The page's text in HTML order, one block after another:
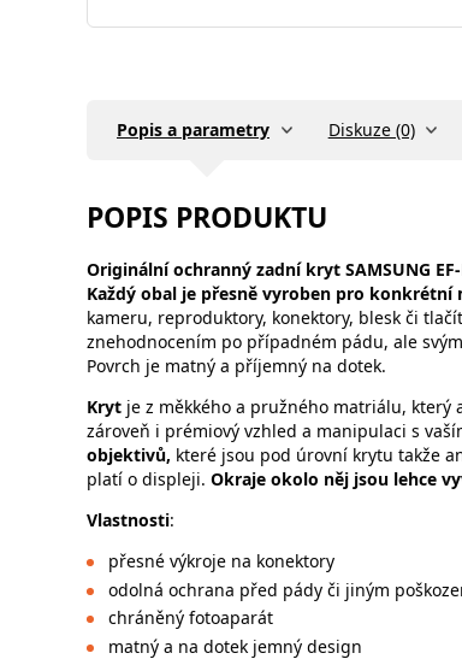
Popis a parametry Diskuze (0)
POPIS PRODUKTU
Originální ochranný zadní kryt SAMSUNG EF-
Každý obal je přesně vyroben pro
kameru, reproduktory, konektory, blesk či
znehodnocením po případném pádu, ale
Povrch je matný a příjemný na dotek.
Kryt je z měkkého a pružného matriálu, který
zároveň i prémiový vzhled a manipulaci s
objektivů, které jsou pod úrovní krytu takže
platí o displeji. Okraje okolo něj jsou lehce
Vlastnosti:
přesné výkroje na konektory
odolná ochrana před pády či jiným
chráněný fotoaparát
matný a na dotek jemný design